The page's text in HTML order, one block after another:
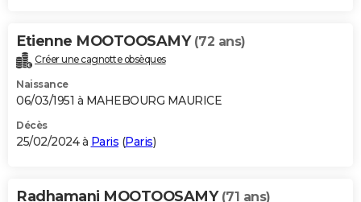
Bricolage
Lifestyle
Culture
Sport
Auto
Television
Voyage
Cinema
Etienne MOOTOOSAMY (72 ans)
Créer une cagnotte obsèques
Naissance
06/03/1951 à MAHEBOURG MAURICE
Décès
25/02/2024 à Paris (Paris)
Radhamani MOOTOOSAMY (71 ans)